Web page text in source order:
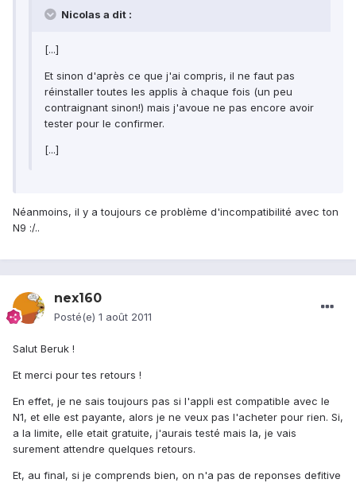
Nicolas a dit :
[...]
Et sinon d'après ce que j'ai compris, il ne faut pas
réinstaller toutes les applis à chaque fois (un peu
contraignant sinon!) mais j'avoue ne pas encore avoir
tester pour le confirmer.
[...]
Néanmoins, il y a toujours ce problème d'incompatibilité avec ton
N9 :/..
nex160
Posté(e) 1 août 2011
Salut Beruk !
Et merci pour tes retours !
En effet, je ne sais toujours pas si l'appli est compatible avec le
N1, et elle est payante, alors je ne veux pas l'acheter pour rien. Si,
a la limite, elle etait gratuite, j'aurais testé mais la, je vais
surement attendre quelques retours.
Et, au final, si je comprends bien, on n'a pas de reponses defitive